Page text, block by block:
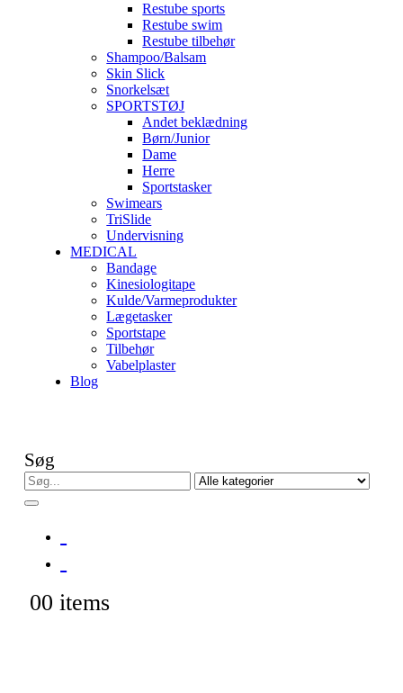
Restube sports
Restube swim
Restube tilbehør
Shampoo/Balsam
Skin Slick
Snorkelsæt
SPORTSTØJ
Andet beklædning
Børn/Junior
Dame
Herre
Sportstasker
Swimears
TriSlide
Undervisning
MEDICAL
Bandage
Kinesiologitape
Kulde/Varmeprodukter
Lægetasker
Sportstape
Tilbehør
Vabelplaster
Blog
Søg
00 items